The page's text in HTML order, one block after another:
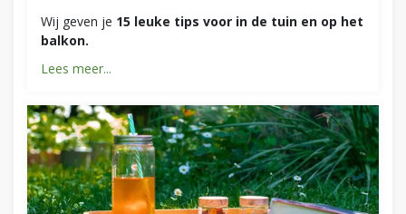
Wij geven je 15 leuke tips voor in de tuin en op het
balkon.
Lees meer...